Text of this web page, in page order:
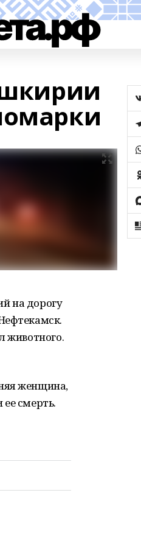
на дорогу
животного.
женщина,
смерть.